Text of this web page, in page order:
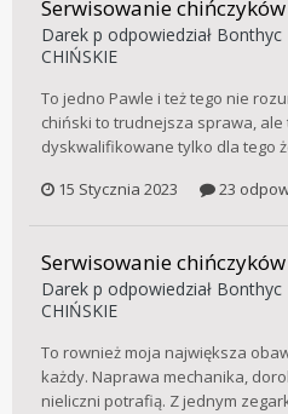
Serwisowanie chińczyków
Darek p odpowiedział Bonthyc
CHIŃSKIE
To jedno Pawle i też tego nie
chiński to trudnejsza sprawa, ale
dyskwalifikowane tylko dla tego
15 Stycznia 2023
23
Serwisowanie chińczyków
Darek p odpowiedział Bonthyc
CHIŃSKIE
To rownież moja największa
każdy. Naprawa mechanika,
nieliczni potrafią. Z jednym